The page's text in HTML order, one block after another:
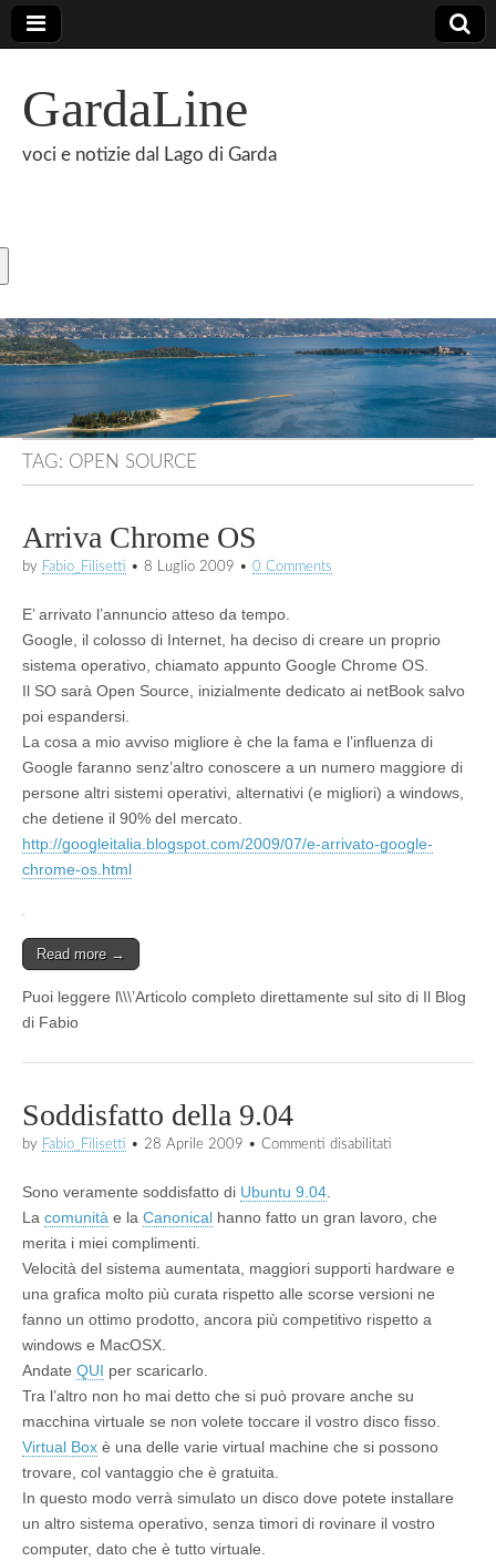
GardaLine
voci e notizie dal Lago di Garda
TAG: OPEN SOURCE
Arriva Chrome OS
by Fabio_Filisetti • 8 Luglio 2009 • 0 Comments
E’ arrivato l’annuncio atteso da tempo.
Google, il colosso di Internet, ha deciso di creare un proprio
sistema operativo, chiamato appunto Google Chrome OS.
Il SO sarà Open Source, inizialmente dedicato ai netBook salvo
poi espandersi.
La cosa a mio avviso migliore è che la fama e l’influenza di
Google faranno senz’altro conoscere a un numero maggiore di
persone altri sistemi operativi, alternativi (e migliori) a windows,
che detiene il 90% del mercato.
http://googleitalia.blogspot.com/2009/07/e-arrivato-google-
chrome-os.html
Read more →
Puoi leggere l\\\’Articolo completo direttamente sul sito di Il Blog
di Fabio
Soddisfatto della 9.04
by Fabio_Filisetti • 28 Aprile 2009 • Commenti disabilitati
Sono veramente soddisfatto di Ubuntu 9.04
La comunità e la Canonical hanno fatto un gran lavoro, che
merita i miei complimenti.
Velocità del sistema aumentata, maggiori supporti hardware e
una grafica molto più curata rispetto alle scorse versioni ne
fanno un ottimo prodotto, ancora più competitivo rispetto a
windows e MacOSX.
Andate QUI per scaricarlo.
Tra l’altro non ho mai detto che si può provare anche su
macchina virtuale se non volete toccare il vostro disco fisso.
Virtual Box è una delle varie virtual machine che si possono
trovare, col vantaggio che è gratuita.
In questo modo verrà simulato un disco dove potete installare
un altro sistema operativo, senza timori di rovinare il vostro
computer, dato che è tutto virtuale.